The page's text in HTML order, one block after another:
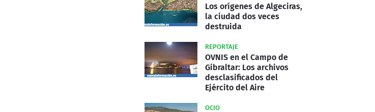
Los orígenes de Algeciras,
la ciudad dos veces
destruida
REPORTAJE
OVNIS en el Campo de
Gibraltar: Los archivos
desclasificados del
Ejército del Aire
OCIO